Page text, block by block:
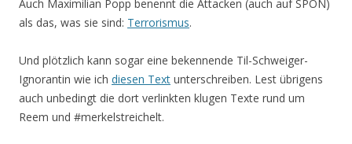
Auch Maximilian Popp benennt die Attacken (auch auf SPON)
als das, was sie sind: Terrorismus.
Und plötzlich kann sogar eine bekennende Til-Schweiger-
Ignorantin wie ich diesen Text unterschreiben. Lest übrigens
auch unbedingt die dort verlinkten klugen Texte rund um
Reem und #merkelstreichelt.